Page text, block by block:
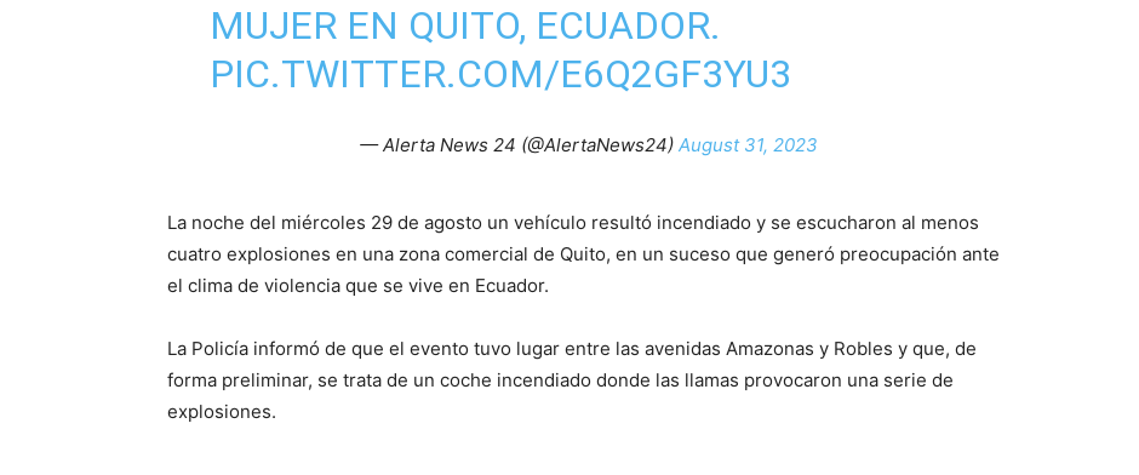
MUJER EN QUITO, ECUADOR.
PIC.TWITTER.COM/E6Q2GF3YU3
— Alerta News 24 (@AlertaNews24) August 31, 2023
La noche del miércoles 29 de agosto un vehículo resultó incendiado y se escucharon al menos
cuatro explosiones en una zona comercial de Quito, en un suceso que generó preocupación ante
el clima de violencia que se vive en Ecuador.
La Policía informó de que el evento tuvo lugar entre las avenidas Amazonas y Robles y que, de
forma preliminar, se trata de un coche incendiado donde las llamas provocaron una serie de
explosiones.